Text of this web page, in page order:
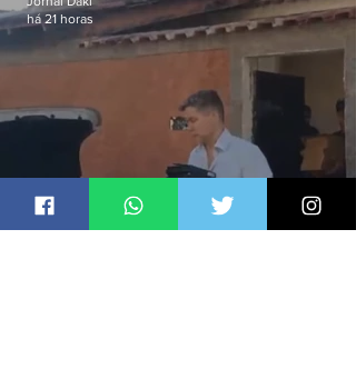
há 21 horas